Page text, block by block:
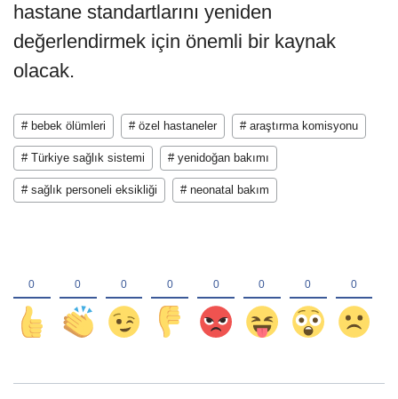
hastane standartlarını yeniden
değerlendirmek için önemli bir kaynak
olacak.
# bebek ölümleri # özel hastaneler # araştırma komisyonu
# Türkiye sağlık sistemi # yenidoğan bakımı
# sağlık personeli eksikliği # neonatal bakım